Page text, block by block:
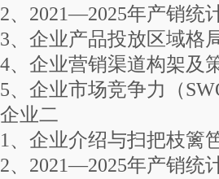
年产销统计
品投放区域格
销渠道构架及
场竞争力（
二
绍与扫把枝篱笆
年产销统计